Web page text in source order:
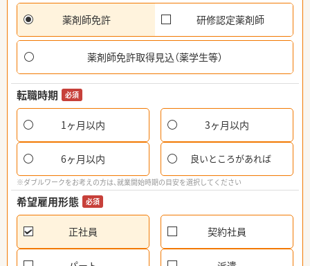
薬剤師免許 研修認定薬剤師
薬剤師免許取得見込（薬学生等）
転職時期 必須
1ヶ月以内 3ヶ月以内
6ヶ月以内 良いところがあれば
※ダブルワークをお考えの方は、就業開始時期の目安を選択してください
希望雇用形態 必須
正社員 契約社員